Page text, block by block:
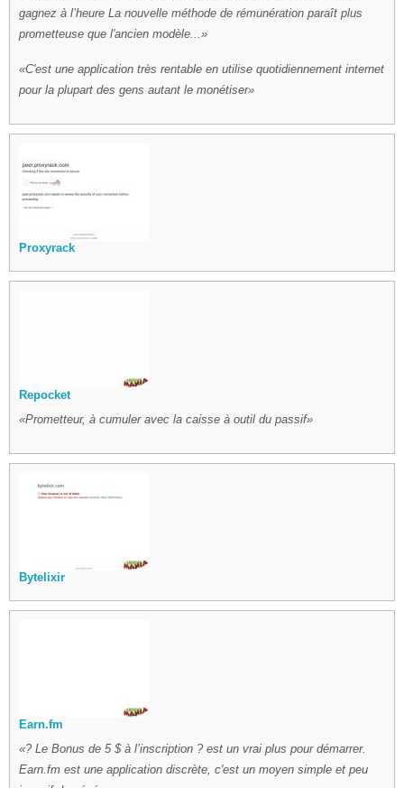
gagnez à l’heure La nouvelle méthode de rémunération paraît plus
prometteuse que l'ancien modèle...
C'est une application très rentable en utilise quotidiennement internet
pour la plupart des gens autant le monétiser
Proxyrack
Repocket
Prometteur, à cumuler avec la caisse à outil du passif
Bytelixir
Earn.fm
? Le Bonus de 5 $ à l’inscription ? est un vrai plus pour démarrer.
Earn.fm est une application discrète, c'est un moyen simple et peu